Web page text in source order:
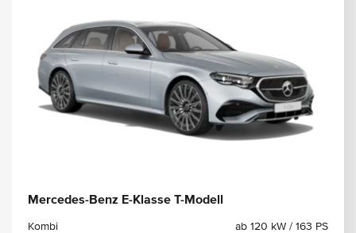
Mercedes-Benz E-Klasse T-Modell
Kombi
ab 120 kW / 163 PS